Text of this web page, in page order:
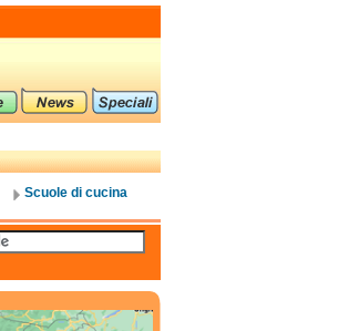
Scuole di cucina